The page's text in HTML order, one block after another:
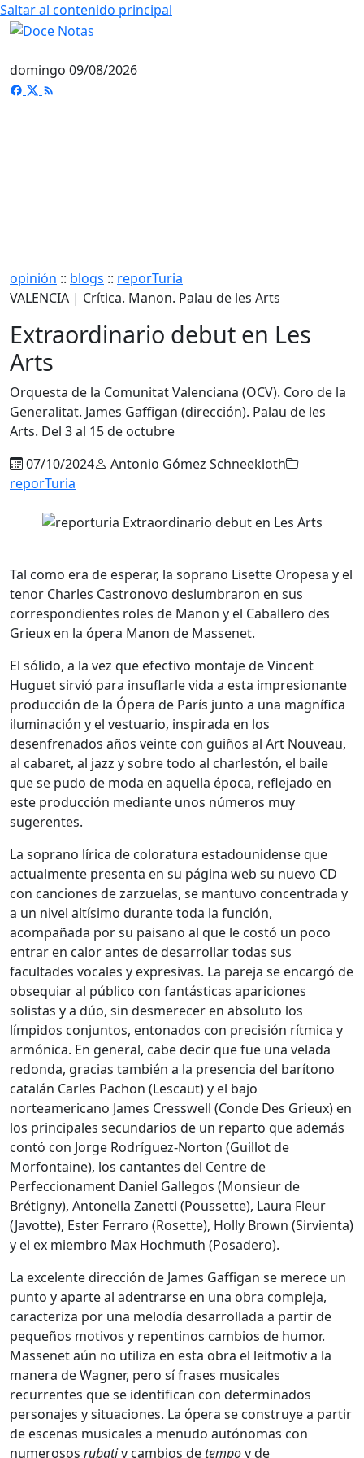
Saltar al contenido principal
domingo 09/08/2026
opinión :: blogs :: reporTuria
VALENCIA | Crítica. Manon. Palau de les Arts
Extraordinario debut en Les
Arts
Orquesta de la Comunitat Valenciana (OCV). Coro de la
Generalitat. James Gaffigan (dirección). Palau de les
Arts. Del 3 al 15 de octubre
07/10/2024
Antonio Gómez Schneekloth
reporTuria
Tal como era de esperar, la soprano Lisette Oropesa y el
tenor Charles Castronovo deslumbraron en sus
correspondientes roles de Manon y el Caballero des
Grieux en la ópera Manon de Massenet.
El sólido, a la vez que efectivo montaje de Vincent
Huguet sirvió para insuflarle vida a esta impresionante
producción de la Ópera de París junto a una magnífica
iluminación y el vestuario, inspirada en los
desenfrenados años veinte con guiños al Art Nouveau,
al cabaret, al jazz y sobre todo al charlestón, el baile
que se pudo de moda en aquella época, reflejado en
este producción mediante unos números muy
sugerentes.
La soprano lírica de coloratura estadounidense que
actualmente presenta en su página web su nuevo CD
con canciones de zarzuelas, se mantuvo concentrada y
a un nivel altísimo durante toda la función,
acompañada por su paisano al que le costó un poco
entrar en calor antes de desarrollar todas sus
facultades vocales y expresivas. La pareja se encargó de
obsequiar al público con fantásticas apariciones
solistas y a dúo, sin desmerecer en absoluto los
límpidos conjuntos, entonados con precisión rítmica y
armónica. En general, cabe decir que fue una velada
redonda, gracias también a la presencia del barítono
catalán Carles Pachon (Lescaut) y el bajo
norteamericano James Cresswell (Conde Des Grieux) en
los principales secundarios de un reparto que además
contó con Jorge Rodríguez-Norton (Guillot de
Morfontaine), los cantantes del Centre de
Perfeccionament Daniel Gallegos (Monsieur de
Brétigny), Antonella Zanetti (Poussette), Laura Fleur
(Javotte), Ester Ferraro (Rosette), Holly Brown (Sirvienta)
y el ex miembro Max Hochmuth (Posadero).
La excelente dirección de James Gaffigan se merece un
punto y aparte al adentrarse en una obra compleja,
caracteriza por una melodía desarrollada a partir de
pequeños motivos y repentinos cambios de humor.
Massenet aún no utiliza en esta obra el leitmotiv a la
manera de Wagner, pero sí frases musicales
recurrentes que se identifican con determinados
personajes y situaciones. La ópera se construye a partir
de escenas musicales a menudo autónomas con
numerosos rubatiy cambios detempoy de